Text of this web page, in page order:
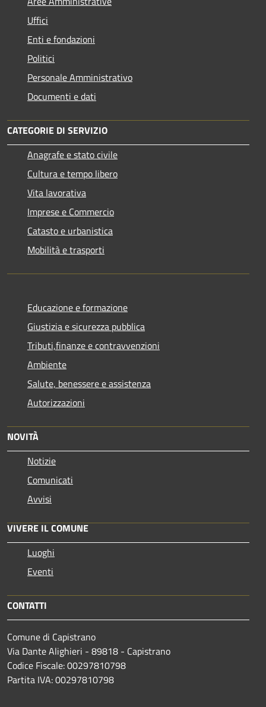
Uffici
Enti e fondazioni
Politici
Personale Amministrativo
Documenti e dati
CATEGORIE DI SERVIZIO
Anagrafe e stato civile
Cultura e tempo libero
Vita lavorativa
Imprese e Commercio
Catasto e urbanistica
Mobilità e trasporti
Educazione e formazione
Giustizia e sicurezza pubblica
Tributi,finanze e contravvenzioni
Ambiente
Salute, benessere e assistenza
Autorizzazioni
NOVITÀ
Notizie
Comunicati
Avvisi
VIVERE IL COMUNE
Luoghi
Eventi
CONTATTI
Comune di Capistrano
Via Dante Alighieri - 89818 - Capistrano
Codice Fiscale: 00297810798
Partita IVA: 00297810798